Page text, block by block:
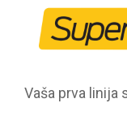
Vaša prva linija